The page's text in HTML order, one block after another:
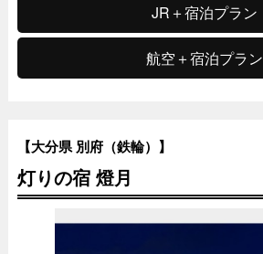
JR＋宿泊プラン
航空＋宿泊プラン
【大分県 別府（鉄輪）】
灯りの宿 燈月